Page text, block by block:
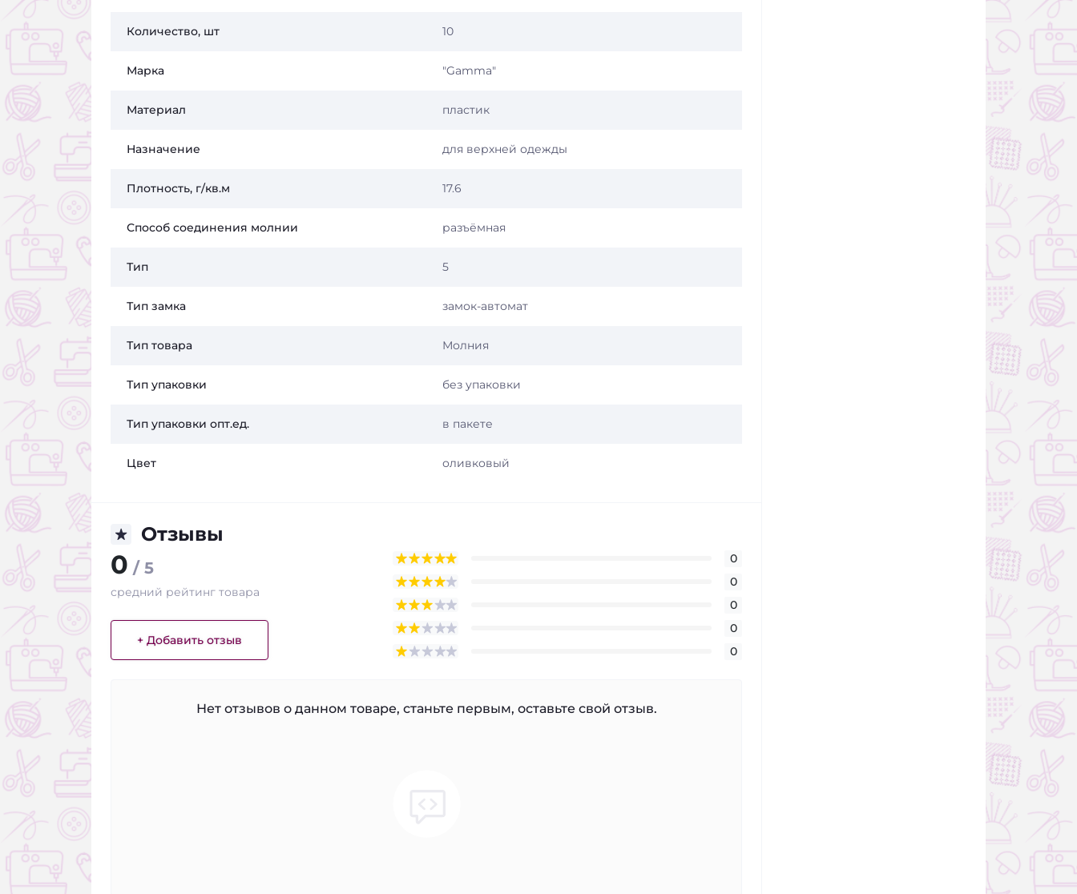
Количество, шт 10
Марка "Gamma"
Материал пластик
Назначение для верхней одежды
Плотность, г/кв.м 17.6
Способ соединения молнии разъёмная
Тип 5
Тип замка замок-автомат
Тип товара Молния
Тип упаковки без упаковки
Тип упаковки опт.ед. в пакете
Цвет оливковый
Отзывы
0 / 5
средний рейтинг товара
+ Добавить отзыв
0
0
0
0
0
Нет отзывов о данном товаре, станьте первым, оставьте свой отзыв.